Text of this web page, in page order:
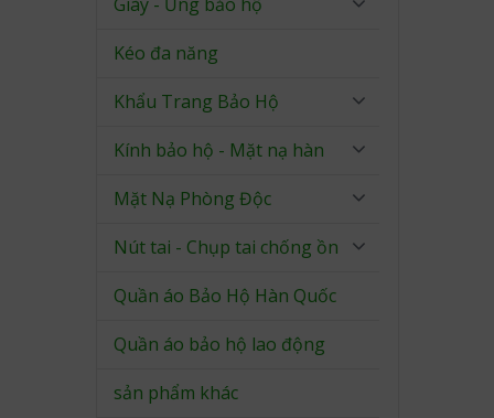
Kéo đa năng
Khẩu Trang Bảo Hộ
Kính bảo hộ - Mặt nạ hàn
Mặt Nạ Phòng Độc
Nút tai - Chụp tai chống ồn
Quần áo Bảo Hộ Hàn Quốc
Quần áo bảo hộ lao động
sản phẩm khác